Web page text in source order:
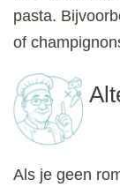
pasta.
of
Als je geen